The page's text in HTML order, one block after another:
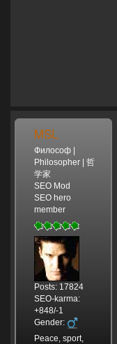
MSL
Философ |
Philosopher | 哲
学家
SEO Mod
SEO hero
member
Posts: 17824
SEO-karma:
+848/-1
Gender:
Peace, sport,